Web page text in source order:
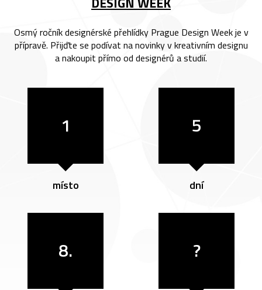
Osmý ročník designérské přehlídky Prague Design Week je v
přípravě. Přijďte se podívat na novinky v kreativním designu
a nakoupit přímo od designérů a studií.
1
místo
5
dní
8. ?